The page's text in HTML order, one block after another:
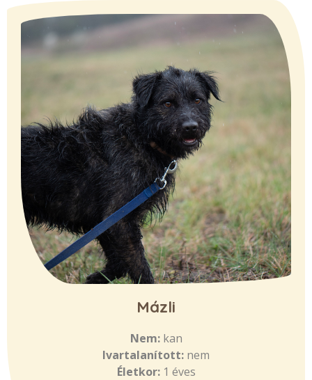
Mázli
Nem:kan
Ivartalanított: nem
Életkor:1 éves